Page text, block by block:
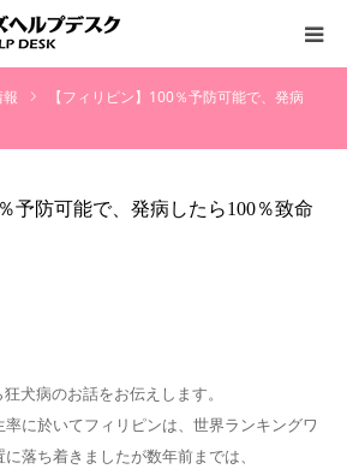
【フィリピン】100％予防可能で、発病
予防可能で、発病したら100％致命
犬病のお話をお伝えします。
に於いてフィリピンは、世界ランキングワ
落ち着きましたが数年前までは、